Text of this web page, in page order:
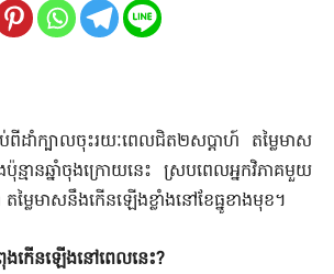
ប់ពីដាំក្បាលចុះរយៈពេលជិត២សប្តាហ៍ តម្លៃមាស
មានឆ្នាំចុងក្រោយនេះ ស្របពេលអ្នកវិភាគមួយ
ម្លៃមាសនឹងកើនឡើងខ្លាំងនៅខែធ្នូខាងមុខ។
ងកើនឡើងនៅពេលនេះ?